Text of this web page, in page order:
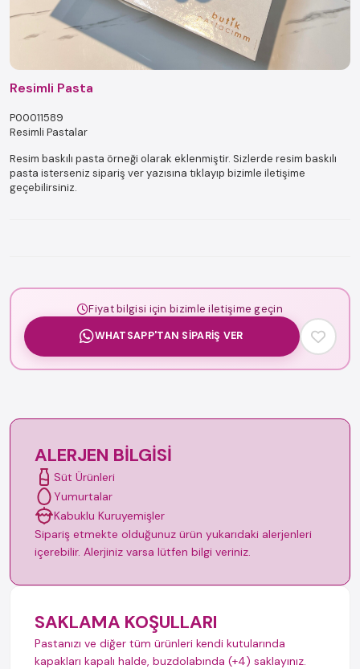
Resimli Pasta
P00011589
Resimli Pastalar
Resim baskılı pasta örneği olarak eklenmiştir. Sizlerde resim baskılı
pasta isterseniz sipariş ver yazısına tıklayıp bizimle iletişime
geçebilirsiniz.
Fiyat bilgisi için bizimle iletişime geçin
WHATSAPP'TAN SIPARIŞ VER
ALERJEN BILGISI
Süt Ürünleri
Yumurtalar
Kabuklu Kuruyemişler
Sipariş etmekte olduğunuz ürün yukarıdaki alerjenleri
içerebilir. Alerjiniz varsa lütfen bilgi veriniz.
SAKLAMA KOŞULLARI
Pastanızı ve diğer tüm ürünleri kendi kutularında
kapakları kapalı halde, buzdolabında (+4) saklayınız.